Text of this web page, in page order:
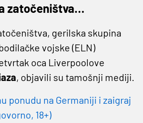
zatočeništva…
gerilska skupina
vojske (ELN)
oca Liverpoolove
, objavili su tamošnji mediji.
ponudu na Germaniji i zaigraj
18+)